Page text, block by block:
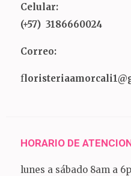
Celular:
(+57) 3186660024
Correo:
f
HORARIO DE
lunes a sábado 8am